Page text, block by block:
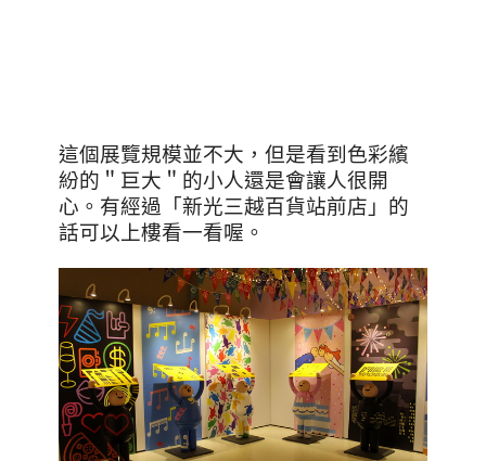
這個展覽規模並不大，但是看到色彩繽
紛的＂巨大＂的小人還是會讓人很開
心。有經過「新光三越百貨站前店」的
話可以上樓看一看喔。